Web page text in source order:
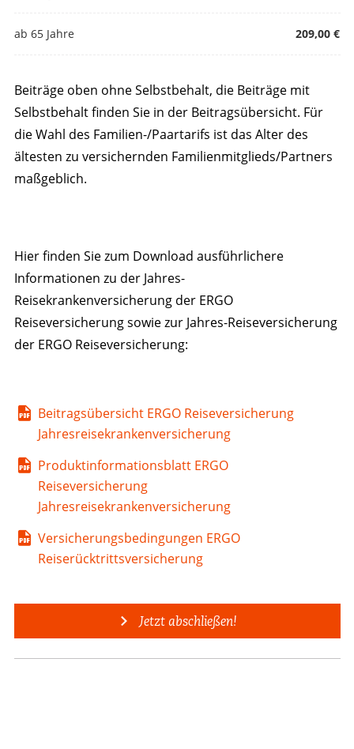
ab 65 Jahre 209,00 €
Beiträge oben ohne Selbstbehalt, die Beiträge mit
Selbstbehalt finden Sie in der Beitragsübersicht. Für
die Wahl des Familien-/Paartarifs ist das Alter des
ältesten zu versichernden Familienmitglieds/Partners
maßgeblich.
Hier finden Sie zum Download ausführlichere
Informationen zu der Jahres-
Reisekrankenversicherung der ERGO
Reiseversicherung sowie zur Jahres-Reiseversicherung
der ERGO Reiseversicherung:
Beitragsübersicht ERGO Reiseversicherung
Jahresreisekrankenversicherung
Produktinformationsblatt ERGO
Reiseversicherung
Jahresreisekrankenversicherung
Versicherungsbedingungen ERGO
Reiserücktrittsversicherung
Jetzt abschließen!